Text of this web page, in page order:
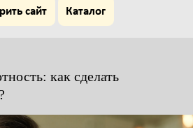
сайт Каталог
как сделать